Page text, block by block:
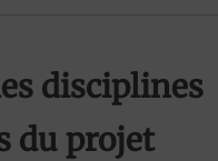
disciplines
du projet